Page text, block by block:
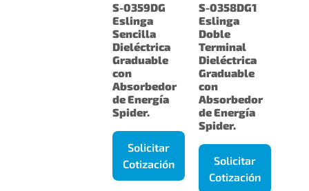
S-0359DG
Eslinga
Sencilla
Dieléctrica
Graduable
con
Absorbedor
de Energía
Spider.
Solicitar
Cotización
S-0358DG1
Eslinga
Doble
Terminal
Dieléctrica
Graduable
con
Absorbedor
de Energía
Spider.
Solicitar
Cotización